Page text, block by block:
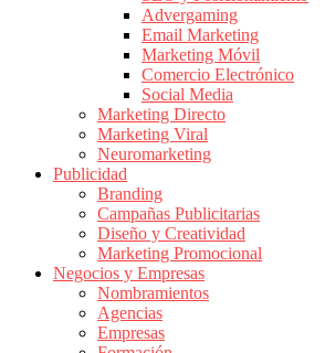
Publicidad
Colombia
Magazine
Publicidad
Marketing
Advergaming
Email Marketing
Marketing Móvil
Comercio Electrónico
Social Media
Marketing Directo
Marketing Viral
Neuromarketing
Publicidad
Branding
Campañas Publicitarias
Diseño y Creatividad
Marketing Promocional
Negocios y Empresas
Nombramientos
Agencias
Empresas